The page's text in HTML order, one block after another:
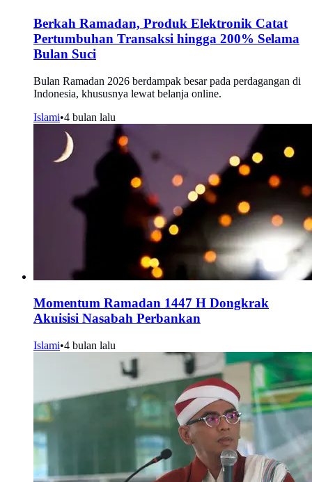
Berkah Ramadan, Produk Elektronik Catat
Pertumbuhan Transaksi hingga 200% Selama
Bulan Suci
Bulan Ramadan 2026 berdampak besar pada perdagangan di
Indonesia, khususnya lewat belanja online.
Islami•4 bulan lalu
Momentum Ramadan 1447 H Dongkrak
Akuisisi Nasabah Perbankan
Islami•4 bulan lalu